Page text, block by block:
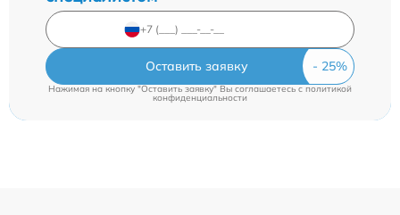
Оставить заявку
Нажимая на кнопку "Оставить заявку" Вы соглашаетесь cполитикой
конфиденциальности